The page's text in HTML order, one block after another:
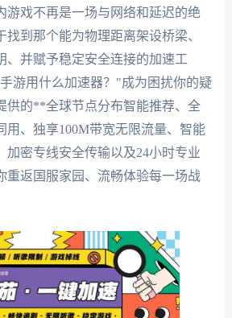
游戏不再是一场与网络和延迟的绝
到那个能为物理距离架设桥梁、
、并赋予稳定安全连接的加速工
游用什么加速器？"成为困扰你的疑
供的**全球节点分布智能推荐、全
用、独享100M带宽无限流量、智能
加密专线安全传输以及24小时专业
重返国服家园、流畅体验每一场战